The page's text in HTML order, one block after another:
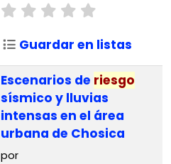
Guardar en listas
Escenarios de riesgo
sísmico y lluvias
intensas en el área
urbana de Chosica
por